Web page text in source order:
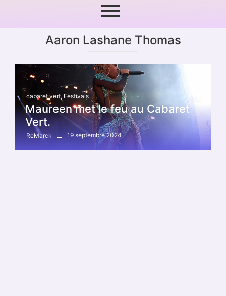
Aaron Lashane Thomas
cabaret vert, Festivals
Maureen met le feu au Cabaret
Vert.
ReMarck 19 septembre 2024